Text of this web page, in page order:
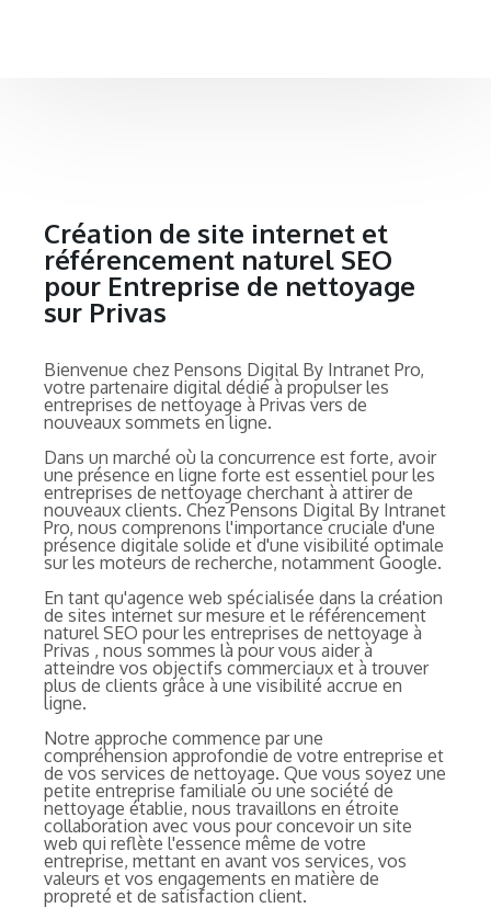
Création de site internet et
référencement naturel SEO
pour Entreprise de nettoyage
sur Privas
Bienvenue chez Pensons Digital By Intranet Pro,
votre partenaire digital dédié à propulser les
entreprises de nettoyage à Privas vers de
nouveaux sommets en ligne.
Dans un marché où la concurrence est forte, avoir
une présence en ligne forte est essentiel pour les
entreprises de nettoyage cherchant à attirer de
nouveaux clients. Chez Pensons Digital By Intranet
Pro, nous comprenons l'importance cruciale d'une
présence digitale solide et d'une visibilité optimale
sur les moteurs de recherche, notamment Google.
En tant qu'agence web spécialisée dans la création
de sites internet sur mesure et le référencement
naturel SEO pour les entreprises de nettoyage à
Privas , nous sommes là pour vous aider à
atteindre vos objectifs commerciaux et à trouver
plus de clients grâce à une visibilité accrue en
ligne.
Notre approche commence par une
compréhension approfondie de votre entreprise et
de vos services de nettoyage. Que vous soyez une
petite entreprise familiale ou une société de
nettoyage établie, nous travaillons en étroite
collaboration avec vous pour concevoir un site
web qui reflète l'essence même de votre
entreprise, mettant en avant vos services, vos
valeurs et vos engagements en matière de
propreté et de satisfaction client.